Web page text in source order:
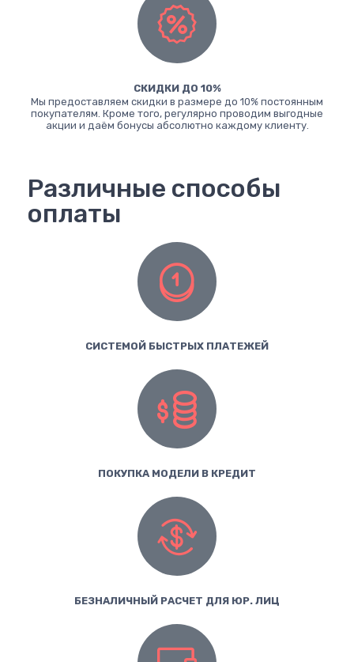
СКИДКИ ДО 10%
Мы предоставляем скидки в размере до 10% постоянным
покупателям. Кроме того, регулярно проводим выгодные
акции и даём бонусы абсолютно каждому клиенту.
Различные способы
оплаты
СИСТЕМОЙ БЫСТРЫХ ПЛАТЕЖЕЙ
ПОКУПКА МОДЕЛИ В КРЕДИТ
БЕЗНАЛИЧНЫЙ РАСЧЕТ ДЛЯ ЮР. ЛИЦ